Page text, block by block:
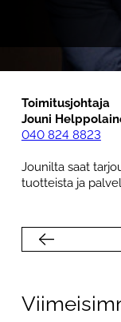
Toimitusjohtaja
Jouni
040 824 8823
Jounilta saat
tuotteista ja